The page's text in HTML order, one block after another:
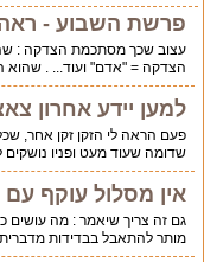
פרשת השבוע -
עצוב שכך מסתכמת הצדקה :
הצדקה = "אדם" ועוד... . שהוא
למען יידע אחרון
פעם הראה לי הזקן זקן אחר,
שדומה שעוד מעט ופניו נושקים
אין מסלול עוקף
גם זה צריך שיאמר : מה עושים
מותר להתאבל בבדידות